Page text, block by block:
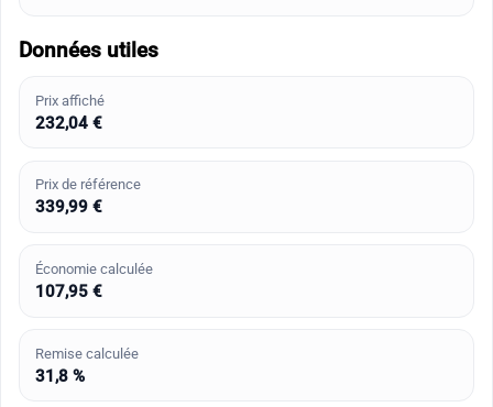
Données utiles
Prix affiché
232,04 €
Prix de référence
339,99 €
Économie calculée
107,95 €
Remise calculée
31,8 %